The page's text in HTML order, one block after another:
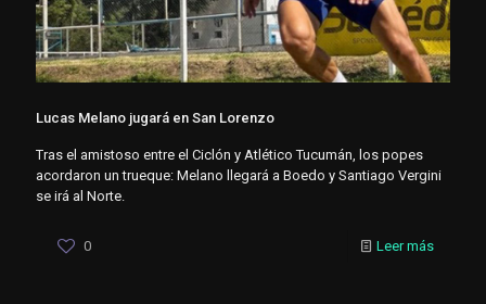
Lucas Melano jugará en San Lorenzo
Tras el amistoso entre el Ciclón y Atlético Tucumán, los popes
acordaron un trueque: Melano llegará a Boedo y Santiago Vergini
se irá al Norte.
0 Leer más